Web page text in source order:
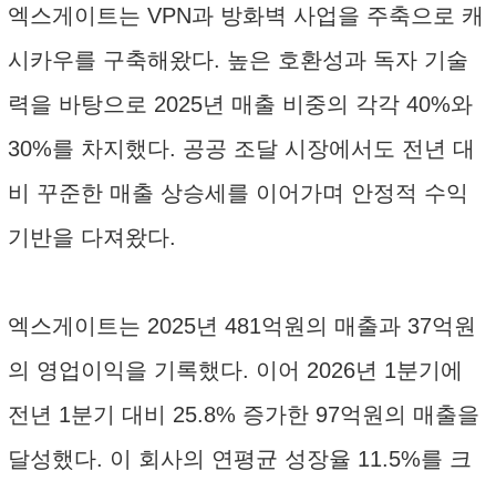
엑스게이트는 VPN과 방화벽 사업을 주축으로 캐
시카우를 구축해왔다. 높은 호환성과 독자 기술
력을 바탕으로 2025년 매출 비중의 각각 40%와
30%를 차지했다. 공공 조달 시장에서도 전년 대
비 꾸준한 매출 상승세를 이어가며 안정적 수익
기반을 다져왔다.
엑스게이트는 2025년 481억원의 매출과 37억원
의 영업이익을 기록했다. 이어 2026년 1분기에
전년 1분기 대비 25.8% 증가한 97억원의 매출을
달성했다. 이 회사의 연평균 성장율 11.5%를 크